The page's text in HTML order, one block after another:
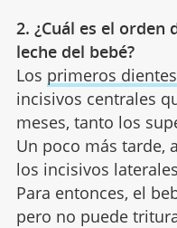
2. ¿Cuál es el orden
leche del bebé?
Los primeros dientes
incisivos centrales
meses, tanto los
Un poco más tarde,
los incisivos
Para entonces, el
pero no puede